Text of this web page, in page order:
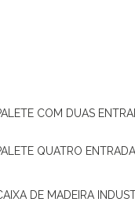
PALETE COM DUAS
PALETE QUATRO
CAIXA DE MADEIRA